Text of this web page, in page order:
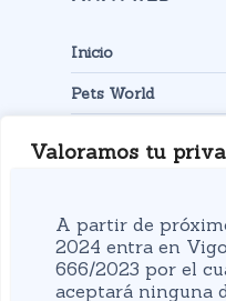
Valoramos tu
navegación, mostrarle
personalizados y
en “Aceptar todo” usted
Inicio
Pets World
A partir de
2024 entra en
666/2023 por el
aceptará ninguna